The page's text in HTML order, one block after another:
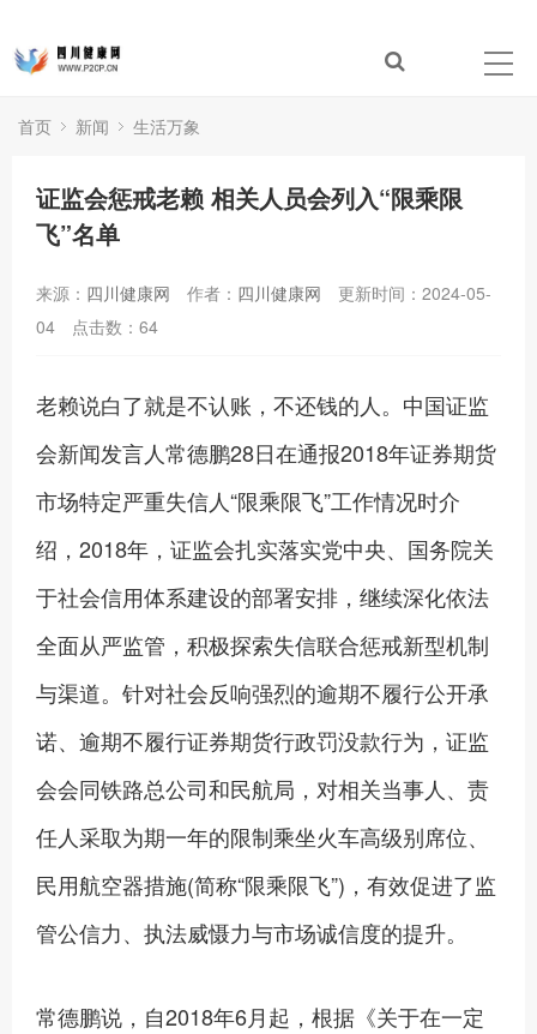
首页 新闻 生活万象
证监会惩戒老赖 相关人员会列入“限乘限
飞”名单
来源： 四川健康网 作者： 四川健康网
更新时间：2024-05-
04
点击数： 64
老赖说白了就是不认账，不还钱的人。中国证监
会新闻发言人常德鹏28日在通报2018年证券期货
市场特定严重失信人“限乘限飞”工作情况时介
绍，2018年，证监会扎实落实党中央、国务院关
于社会信用体系建设的部署安排，继续深化依法
全面从严监管，积极探索失信联合惩戒新型机制
与渠道。针对社会反响强烈的逾期不履行公开承
诺、逾期不履行证券期货行政罚没款行为，证监
会会同铁路总公司和民航局，对相关当事人、责
任人采取为期一年的限制乘坐火车高级别席位、
民用航空器措施(简称“限乘限飞”)，有效促进了监
管公信力、执法威慑力与市场诚信度的提升。
常德鹏说，自2018年6月起，根据《关于在一定